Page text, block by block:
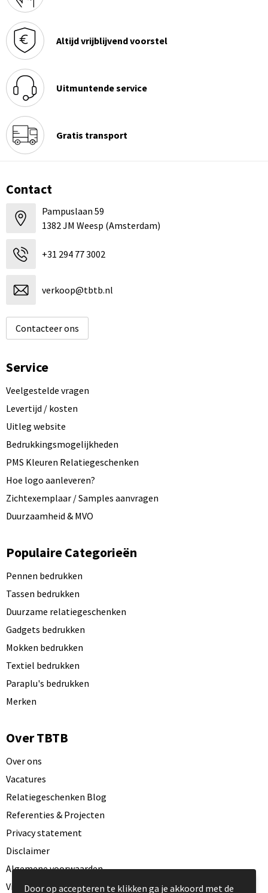
Altijd vrijblijvend voorstel
Uitmuntende service
Gratis transport
Contact
Pampuslaan 59
1382 JM Weesp (Amsterdam)
+31 294 77 3002
verkoop@tbtb.nl
Contacteer ons
Service
Veelgestelde vragen
Levertijd / kosten
Uitleg website
Bedrukkingsmogelijkheden
PMS Kleuren Relatiegeschenken
Hoe logo aanleveren?
Zichtexemplaar / Samples aanvragen
Duurzaamheid & MVO
Populaire Categorieën
Pennen bedrukken
Tassen bedrukken
Duurzame relatiegeschenken
Gadgets bedrukken
Mokken bedrukken
Textiel bedrukken
Paraplu's bedrukken
Merken
Over TBTB
Over ons
Vacatures
Relatiegeschenken Blog
Referenties & Projecten
Privacy statement
Disclaimer
Algemene voorwaarden
Visit our EU website
Door op accepteren te klikken ga je akkoord met de